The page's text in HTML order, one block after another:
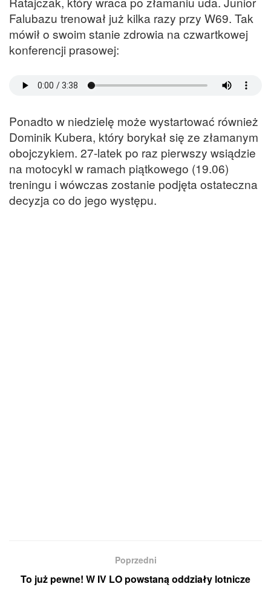
Falubazu trenował już kilka razy przy W69. Tak
mówił o swoim stanie zdrowia na czwartkowej
konferencji prasowej:
Ponadto w niedzielę może wystartować również
Dominik Kubera, który borykał się ze złamanym
obojczykiem. 27-latek po raz pierwszy wsiądzie
na motocykl w ramach piątkowego (19.06)
treningu i wówczas zostanie podjęta ostateczna
decyzja co do jego występu.
Poprzedni
To już pewne! W IV LO powstaną oddziały lotnicze